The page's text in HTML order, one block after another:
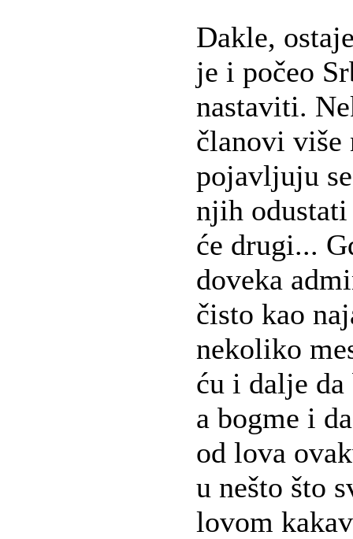
Dakle,
je i počeo
nastaviti.
članovi
pojavljuju
njih
će drugi...
doveka
čisto kao
nekoliko
ću i dalje
a bogme i
od lova
u nešto što
lovom